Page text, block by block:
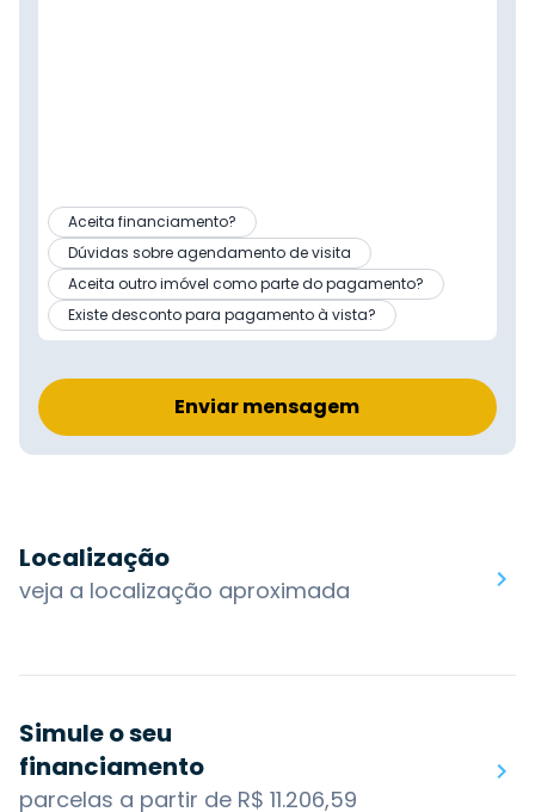
Aceita financiamento?
Dúvidas sobre agendamento de visita
Aceita outro imóvel como parte do pagamento?
Existe desconto para pagamento à vista?
Enviar mensagem
Localização
veja a localização aproximada
Simule o seu
financiamento
parcelas a partir de R$ 11.206,59